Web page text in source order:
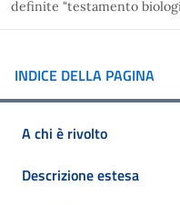
definite "testamento
INDICE DELLA PAGINA
A chi è rivolto
Descrizione estesa